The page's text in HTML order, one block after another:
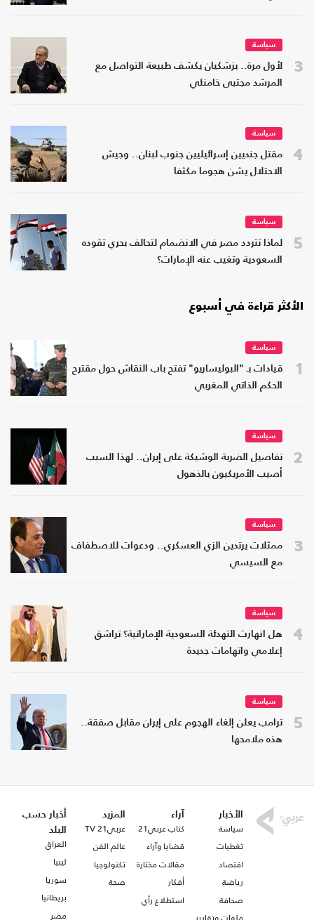
3
سياسة
لأول مرة.. بزشكيان يكشف طبيعة التواصل مع
المرشد مجتبى خامنئي
4
سياسة
مقتل جنديين إسرائيليين جنوب لبنان.. وجيش
الاحتلال يشن هجوما مكثفا
5
سياسة
لماذا تتردد مصر في الانضمام لتحالف بحري تقوده
السعودية وتغيب عنه الإمارات؟
الأكثر قراءة في أسبوع
1
سياسة
قيادات بـ "البوليساريو" تفتح باب النقاش حول مقترح
الحكم الذاتي المغربي
2
سياسة
تفاصيل الضربة الوشيكة على إيران.. لهذا السبب
أصيب الأمريكيون بالذهول
3
سياسة
ممثلات يرتدين الزي العسكري.. ودعوات للاصطفاف
مع السيسي
4
سياسة
هل انهارت التهدئة السعودية الإماراتية؟ تراشق
إعلامي واتهامات جديدة
5
سياسة
ترامب يعلن إلغاء الهجوم على إيران مقابل صفقة..
هذه ملامحها
الأخبار
سياسة
تغطيات
اقتصاد
رياضة
صحافة
آراء
كتاب عربي21
قضايا وآراء
مقالات مختارة
أفكار
استطلاع رأي
المزيد
عربي21 TV
عالم الفن
تكنولوجيا
صحة
أخبار حسب
البلد
العراق
ليبيا
سوريا
بريطانيا
مصر